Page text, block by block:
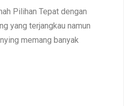
Pilihan Tepat dengan
yang terjangkau namun
memang banyak